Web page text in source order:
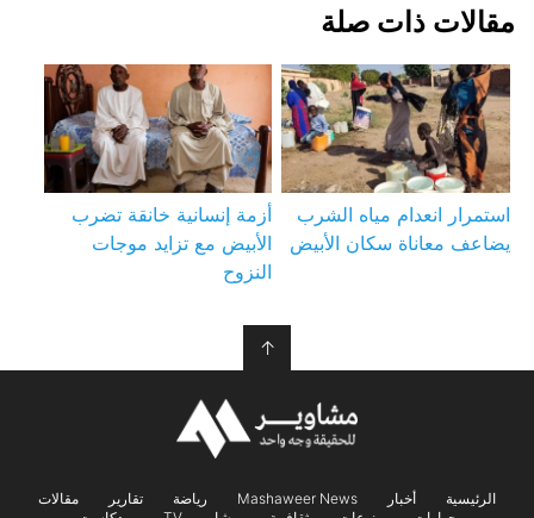
مقالات ذات صلة
استمرار انعدام مياه الشرب
يضاعف معاناة سكان الأبيض
أزمة إنسانية خانقة تضرب
الأبيض مع تزايد موجات
النزوح
↑
الرئيسية أخبار Mashaweer News رياضة تقارير
مقالات